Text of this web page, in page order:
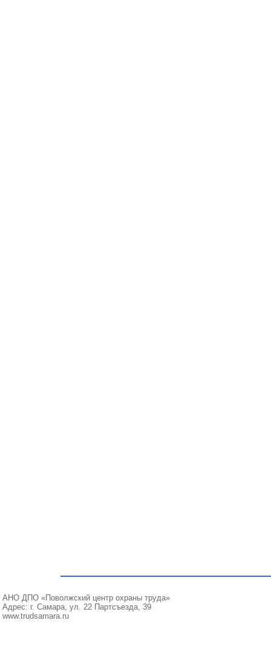
АНО ДПО «Поволжский центр охраны труда»
Адрес: г. Самара, ул. 22 Партсъезда, 39
www.trudsamara.ru